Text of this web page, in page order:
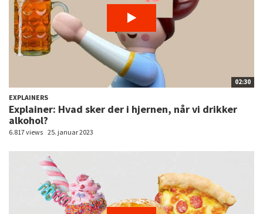
02:30
EXPLAINERS
Explainer: Hvad sker der i hjernen, når vi drikker
alkohol?
6.817 views 25. januar 2023